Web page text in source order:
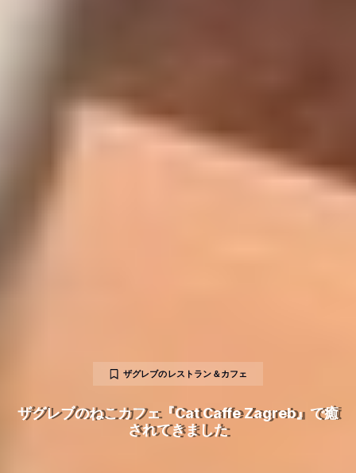
ザグレブのレストラン＆カフェ
ザグレブのねこカフェ『Cat Caffe Zagreb』で癒
されてきました